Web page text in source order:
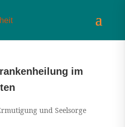
im
und Seelsorge